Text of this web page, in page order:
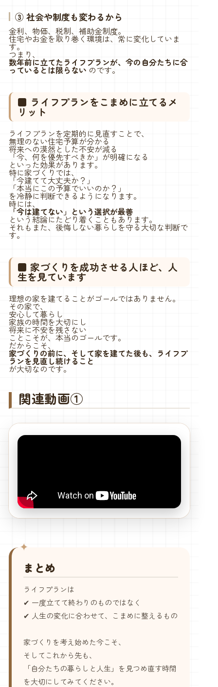
③ 社会や制度も変わるから
金利、物価、税制、補助金制度。
住宅やお金を取り巻く環境は、常に変化していま
す。
つまり、
数年前に立てたライフプランが、今の自分たちに合
っているとは限らないのです。
■ ライフプランをこまめに立てるメ
リット
ライフプランを定期的に見直すことで、
無理のない住宅予算が分かる
将来への漠然とした不安が減る
「今、何を優先すべきか」が明確になる
といった効果があります。
特に家づくりでは、
「今建てて大丈夫か？」
「本当にこの予算でいいのか？」
を冷静に判断できるようになります。
時には、
「今は建てない」という選択が最善
という結論にたどり着くこともあります。
それもまた、後悔しない暮らしを守る大切な判断で
す。
■ 家づくりを成功させる人ほど、人
生を見ています
理想の家を建てることがゴールではありません。
その家で、
安心して暮らし
家族の時間を大切にし
将来に不安を残さない
ことこそが、本当のゴールです。
だからこそ、
家づくりの前に、そして家を建てた後も、ライフプ
ランを見直し続けること
が大切なのです。
関連動画①
まとめ
ライフプランは
✔ 一度立てて終わりのものではなく
✔ 人生の変化に合わせて、こまめに整えるもの
家づくりを考え始めた今こそ、
そしてこれから先も、
「自分たちの暮らしと人生」を見つめ直す時間
を大切にしてみてください。